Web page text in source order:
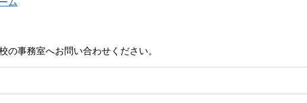
ム
の事務室へお問い合わせください。